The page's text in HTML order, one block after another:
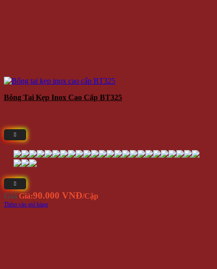
Bông Tai Kẹp Inox Cao Cấp BT325
Giá Giá:90.000 VNĐ/Cặp
Thêm vào giỏ hàng